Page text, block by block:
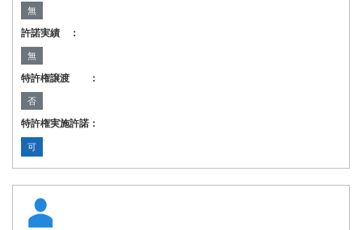
無
許諾実績 ：
無
特許権譲渡 ：
否
特許権実施許諾：
可